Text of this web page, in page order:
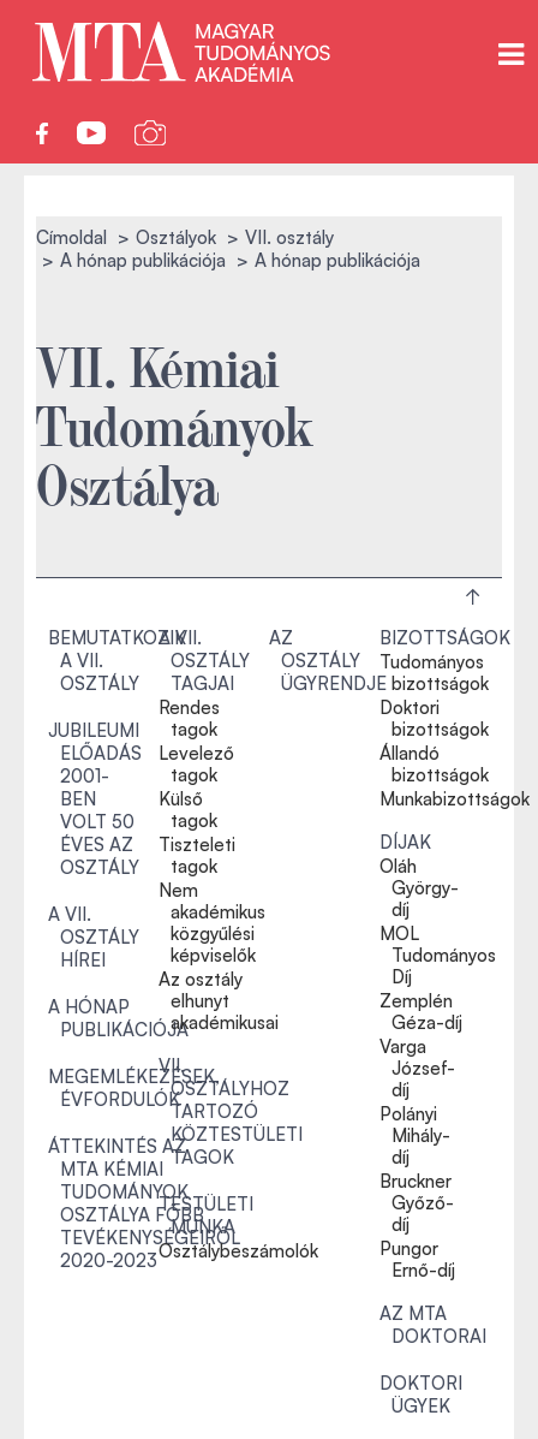
Címoldal Osztályok
VII. osztály
A hónap publikációja
A hónap publikációja
VII. Kémiai
Tudományok
Osztálya
BEMUTATKOZIK
A VII.
OSZTÁLY
JUBILEUMI
ELŐADÁS
2001-
BEN
VOLT 50
ÉVES AZ
OSZTÁLY
A VII.
OSZTÁLY
HÍREI
A HÓNAP
PUBLIKÁCIÓJA
MEGEMLÉKEZÉSEK,
ÉVFORDULÓK
ÁTTEKINTÉS AZ
MTA KÉMIAI
TUDOMÁNYOK
OSZTÁLYA FŐBB
TEVÉKENYSÉGEIRŐL
2020-2023
A VII.
OSZTÁLY
TAGJAI
Rendes
tagok
Levelező
tagok
Külső
tagok
Tiszteleti
tagok
Nem
akadémikus
közgyűlési
képviselők
Az osztály
elhunyt
akadémikusai
VII.
OSZTÁLYHOZ
TARTOZÓ
KÖZTESTÜLETI
TAGOK
TESTÜLETI
MUNKA
Osztálybeszámolók
AZ
OSZTÁLY
ÜGYRENDJE
BIZOTTSÁGOK
Tudományos
bizottságok
Doktori
bizottságok
Állandó
bizottságok
Munkabizottságok
DÍJAK
Oláh
György-
díj
MOL
Tudományos
Díj
Zemplén
Géza-díj
Varga
József-
díj
Polányi
Mihály-
díj
Bruckner
Győző-
díj
Pungor
Ernő-díj
AZ MTA
DOKTORAI
DOKTORI
ÜGYEK